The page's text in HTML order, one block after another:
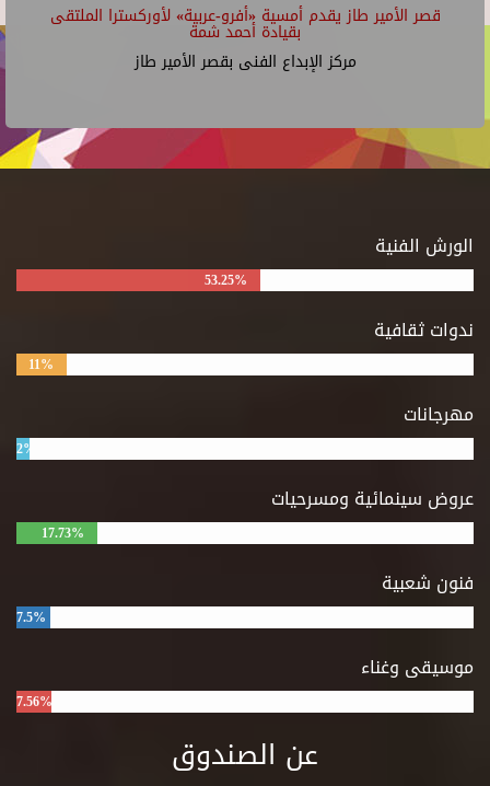
قصر الأمير طاز يقدم أمسية «أفرو-عربية» لأوركسترا الملتقى
بقيادة أحمد شمة
مركز الإبداع الفنى بقصر الأمير طاز
الورش الفنية
53.25%
ندوات ثقافية
11%
مهرجانات
2%
عروض سينمائية ومسرحيات
17.73%
فنون شعبية
7.5%
موسيقى وغناء
7.56%
عن الصندوق